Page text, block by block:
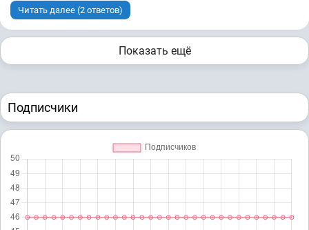
Читать далее (2 ответов)
Показать ещё
Подписчики